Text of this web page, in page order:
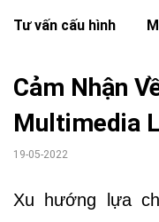
Tư vấn cấu hình
Cảm Nhận
Multimedia
19-05-2022
Xu hướng lựa